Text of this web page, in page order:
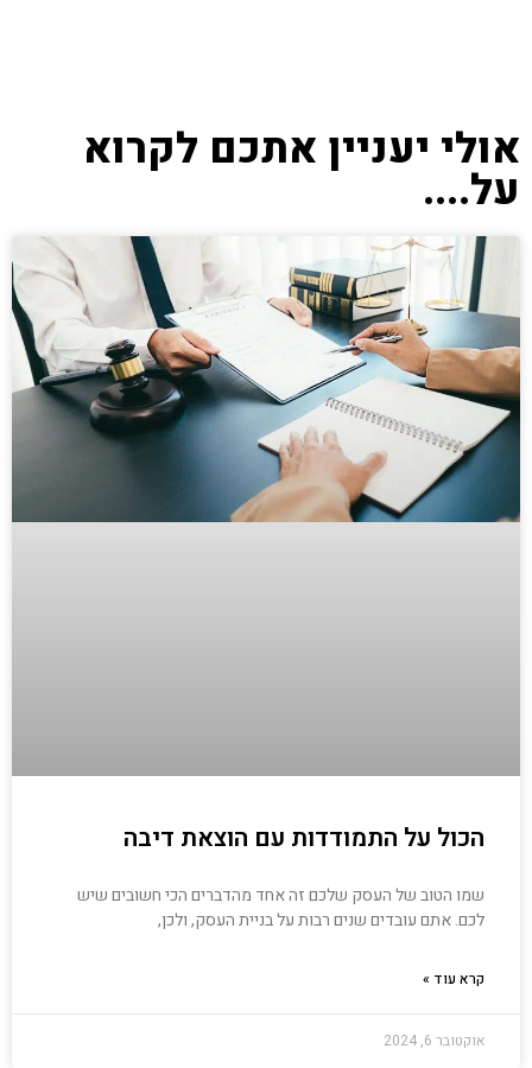
אולי יעניין אתכם לקרוא
על....
הכול על התמודדות עם הוצאת דיבה
שמו הטוב של העסק שלכם זה אחד מהדברים הכי חשובים שיש
לכם. אתם עובדים שנים רבות על בניית העסק, ולכן,
קרא עוד »
אוקטובר 6, 2024